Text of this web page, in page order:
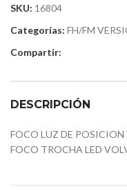
SKU: 16804
Categorías: FH/FM
Compartir:
DESCRIPCIÓN
FOCO LUZ DE
FOCO TROCHA LED